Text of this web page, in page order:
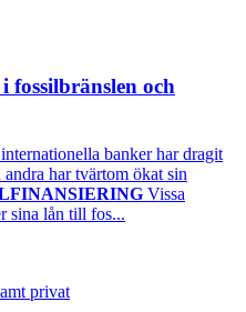
fossilbränslen och
banker har dragit
har tvärtom ökat sin
Vissa
sina lån till fos...
privat